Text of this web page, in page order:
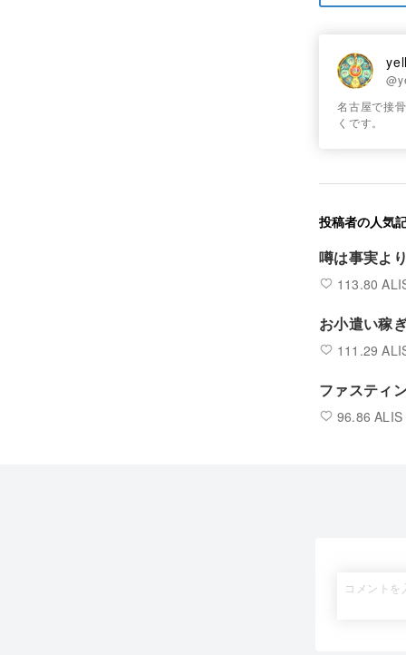
名古屋で接
くです。
投稿者の人気
噂は事実よ
113.80
お小遣い稼
111.29
ファスティ
96.86 ALIS